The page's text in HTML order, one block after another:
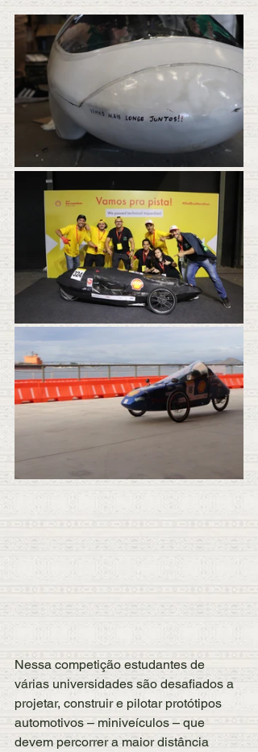
Nessa competição estudantes de
várias universidades são desafiados a
projetar, construir e pilotar protótipos
automotivos – miniveículos – que
devem percorrer a maior distância